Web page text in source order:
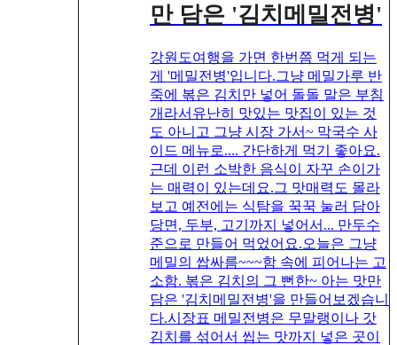
만 담은 '김치메밀전병'
강원도여행을 가면 한번쯤 먹게 되는
게 '메밀전병'입니다.그냥 메밀가루 반
죽에 볶은 김치만 넣어 돌돌 말은 부침
개라서유난히 맛있는 맛집이 있는 것
도 아니고 그냥 시장 가서~ 막국수 사
이드 메뉴로.... 간단하게 먹기 좋아요.
근데 이런 소박한 음식이 자꾸 손이가
는 매력이 있는데요.그 맛매력도 몰라
보고 예전에는 식탐을 꾹꾹 눌러 담아
당면, 두부, 고기까지 넣어서... 만두수
준으로 만들어 먹었어요.오늘은 그냥
메밀의 쌉싸름~~~함 속에 피어나는 고
소함. 볶은 김치의 그 뻔한~ 아는 맛만
담은 '김치메밀전병'을 만들어보겠습니
다.시장표 메밀전병은 무말랭이나 갓
김치를 섞어서 씹는 맛까지 넣은 곳이